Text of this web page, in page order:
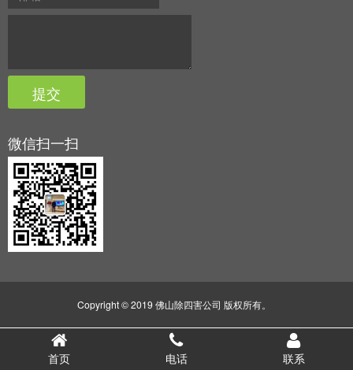
微信扫一扫
Copyright © 2019 佛山除四害公司 版权所有。
首页 电话 联系